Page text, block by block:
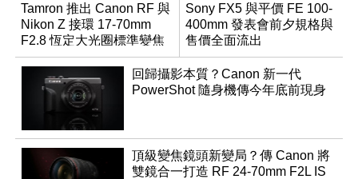
Tamron 推出 Canon RF 與
Nikon Z 接環 17-70mm
F2.8 恆定大光圈標準變焦
鏡
Sony FX5 與平價 FE 100-
400mm 發表會前夕規格與
售價全面流出
回歸攝影本質？Canon 新一代
PowerShot 隨身機傳今年底前現身
頂級變焦鏡頭新變局？傳 Canon 將
雙鏡合一打造 RF 24-70mm F2L IS